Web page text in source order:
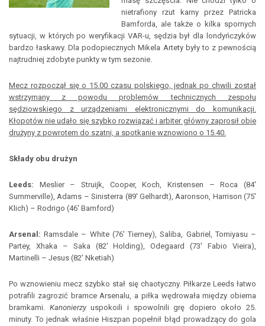
nietrafiony rzut karny przez Patricka
Bamforda, ale także o kilka spornych
sytuacji, w których po weryfikacji VAR-u, sędzia był dla londyńczyków
bardzo łaskawy. Dla podopiecznych Mikela Artety były to z pewnością
najtrudniej zdobyte punkty w tym sezonie.
Mecz rozpoczął się o 15.00 czasu polskiego, jednak po chwili został
wstrzymany z powodu problemów technicznych zespołu
sędziowskiego z urządzeniami elektronicznymi do komunikacji.
Kłopotów nie udało się szybko rozwiązać i arbiter główny zaprosił obie
drużyny z powrotem do szatni, a spotkanie wznowiono o 15.40.
Składy obu drużyn
Leeds: Meslier – Struijk, Cooper, Koch, Kristensen – Roca (84'
Summerville), Adams – Sinisterra (89' Gelhardt), Aaronson, Harrison (75'
Klich) – Rodrigo (46' Bamford)
Arsenal: Ramsdale – White (76' Tierney), Saliba, Gabriel, Tomiyasu –
Partey, Xhaka – Saka (82' Holding), Odegaard (73' Fabio Vieira),
Martinelli – Jesus (82' Nketiah)
Po wznowieniu mecz szybko stał się chaotyczny. Piłkarze Leeds łatwo
potrafili zagrozić bramce Arsenalu, a piłka wędrowała między obiema
bramkami. Kanonierzyuspokoili i spowolnili grę dopiero około 25.
minuty. To jednak właśnie Hiszpan popełnił błąd prowadzący do gola